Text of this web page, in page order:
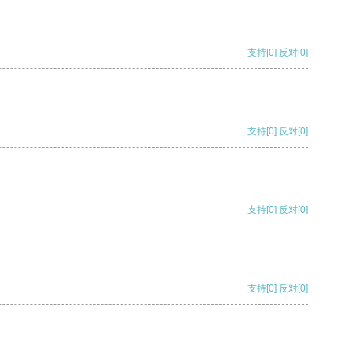
支持[0] 反对[0]
支持[0] 反对[0]
支持[0] 反对[0]
支持[0] 反对[0]